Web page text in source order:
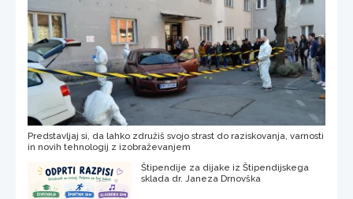
Predstavljaj si, da lahko združiš svojo strast do raziskovanja, varnosti
in novih tehnologij z izobraževanjem
Štipendije za dijake iz Štipendijskega
sklada dr. Janeza Drnovška